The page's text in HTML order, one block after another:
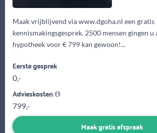
Maak vrijblijvend via www.dgoha.nl een gratis
kennismakingsgesprek. 2500 mensen gingen u
hypotheek voor € 799 kan gewoon!...
Eerste gesprek
0,-
Advieskosten
799,-
Maak gratis afspraak